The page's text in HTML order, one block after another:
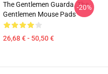
The Gentlemen Guarda. The
Gentlemen Mouse Pads
26,68 € - 50,50 €
-20%